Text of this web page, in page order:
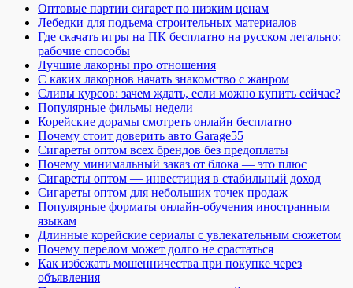
Оптовые партии сигарет по низким ценам
Лебедки для подъема строительных материалов
Где скачать игры на ПК бесплатно на русском легально:
рабочие способы
Лучшие лакорны про отношения
С каких лакорнов начать знакомство с жанром
Сливы курсов: зачем ждать, если можно купить сейчас?
Популярные фильмы недели
Корейские дорамы смотреть онлайн бесплатно
Почему стоит доверить авто Garage55
Сигареты оптом всех брендов без предоплаты
Почему минимальный заказ от блока — это плюс
Сигареты оптом — инвестиция в стабильный доход
Сигареты оптом для небольших точек продаж
Популярные форматы онлайн-обучения иностранным
языкам
Длинные корейские сериалы с увлекательным сюжетом
Почему перелом может долго не срастаться
Как избежать мошенничества при покупке через
объявления